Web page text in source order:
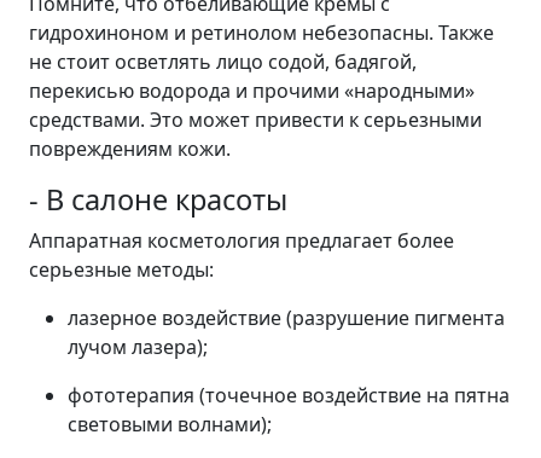
гидрохиноном и ретинолом небезопасны. Также
не стоит осветлять лицо содой, бадягой,
перекисью водорода и прочими «народными»
средствами. Это может привести к серьезными
повреждениям кожи.
- В салоне красоты
Аппаратная косметология предлагает более
серьезные методы:
лазерное воздействие (разрушение пигмента
лучом лазера);
фототерапия (точечное воздействие на пятна
световыми волнами);